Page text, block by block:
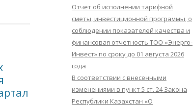
Отчет об исполнении тарифной
сметы, инвестиционной программы, о
соблюдении показателей качества и
финансовая отчетность ТОО «Энерго-
Инвест» по сроку до 01 августа 2026
года
В соответствии с внесенными
изменениями в пункт 5 ст. 24 Закона
Республики Казахстан «О